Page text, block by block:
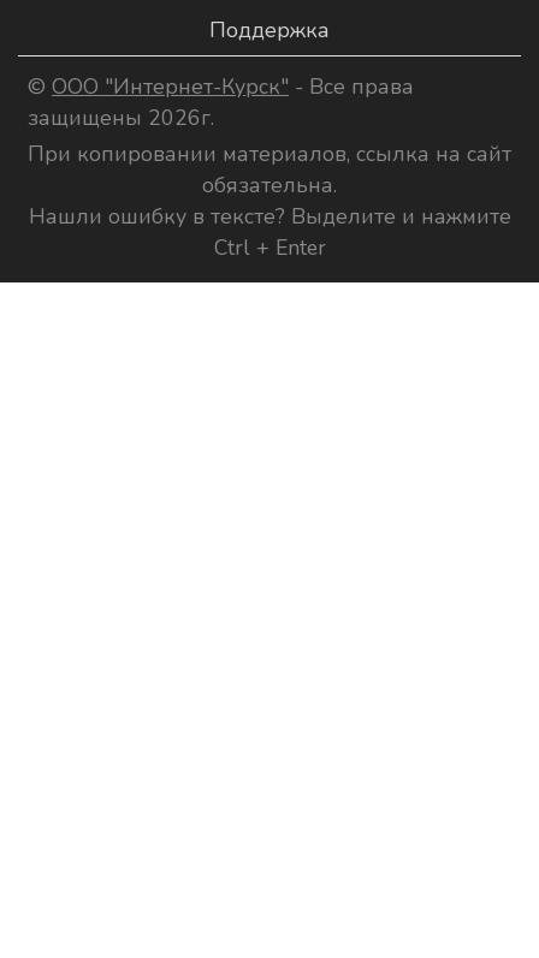
Поддержка
© ООО "Интернет-Курск" - Все права
защищены 2026г.
При копировании материалов, ссылка на сайт
обязательна.
Нашли ошибку в тексте? Выделите и нажмите
Ctrl + Enter